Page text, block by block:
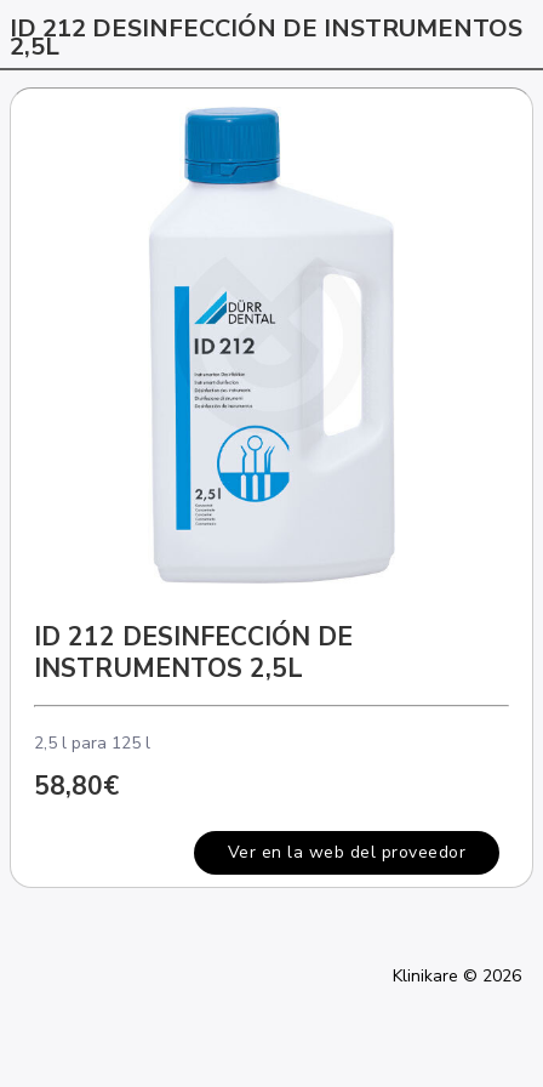
ID 212 DESINFECCIÓN DE INSTRUMENTOS
2,5L
ID 212 DESINFECCIÓN DE
INSTRUMENTOS 2,5L
2,5 l para 125 l
58,80€
Ver en la web del proveedor
Klinikare © 2026